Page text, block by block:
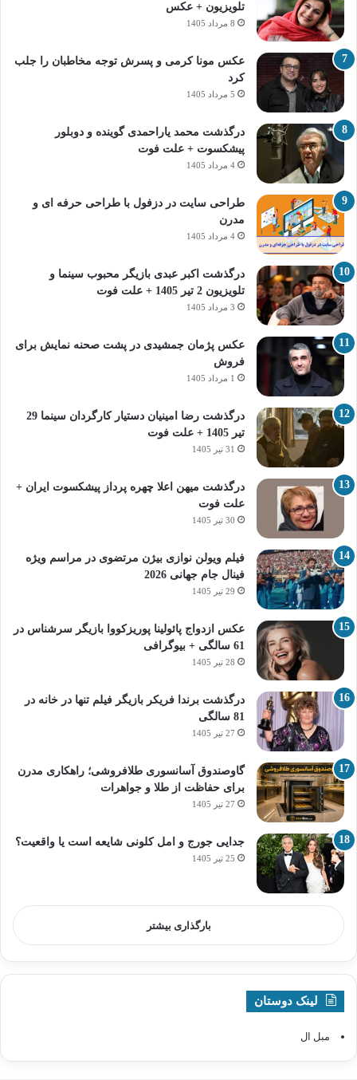
تلویزیون + عکس
8 مرداد 1405
عکس مونا کرمی و پسرش توجه مخاطبان را جلب
کرد
5 مرداد 1405
درگذشت محمد یاراحمدی گوینده و دوبلور
پیشکسوت + علت فوت
4 مرداد 1405
طراحی سایت در دزفول با طراحی حرفه‌ ای و
مدرن
4 مرداد 1405
درگذشت اکبر عبدی بازیگر محبوب سینما و
تلویزیون 2 تیر 1405 + علت فوت
3 مرداد 1405
عکس پژمان جمشیدی در پشت صحنه نمایش برای
فروش
1 مرداد 1405
درگذشت رضا امینیان دستیار کارگردان سینما 29
تیر 1405 + علت فوت
31 تیر 1405
درگذشت میهن اعلا چهره پرداز پیشکسوت ایران +
علت فوت
30 تیر 1405
فیلم ویولن نوازی بیژن مرتضوی در مراسم ویژه
فینال جام جهانی 2026
29 تیر 1405
عکس ازدواج پائولینا پوریزکووا بازیگر سرشناس در
61 سالگی + بیوگرافی
28 تیر 1405
درگذشت برندا فریکر بازیگر فیلم تنها در خانه در
81 سالگی
27 تیر 1405
گاوصندوق آسانسوری طلافروشی؛ راهکاری مدرن
برای حفاظت از طلا و جواهرات
27 تیر 1405
جدایی جورج و امل کلونی شایعه است یا واقعیت؟
25 تیر 1405
بارگذاری بیشتر
لینک دوستان
مبل ال